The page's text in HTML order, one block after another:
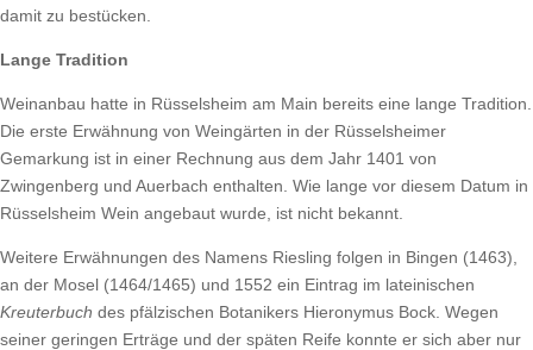
damit zu bestücken.
Lange Tradition
Weinanbau hatte in Rüsselsheim am Main bereits eine lange Tradition.
Die erste Erwähnung von Weingärten in der Rüsselsheimer
Gemarkung ist in einer Rechnung aus dem Jahr 1401 von
Zwingenberg und Auerbach enthalten. Wie lange vor diesem Datum in
Rüsselsheim Wein angebaut wurde, ist nicht bekannt.
Weitere Erwähnungen des Namens Riesling folgen in Bingen (1463),
an der Mosel (1464/1465) und 1552 ein Eintrag im lateinischen
Kreuterbuch des pfälzischen Botanikers Hieronymus Bock. Wegen
seiner geringen Erträge und der späten Reife konnte er sich aber nur